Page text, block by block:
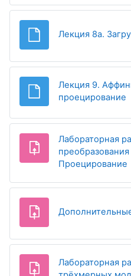
Лекция 8а.
Лекция 9.
проецирование
Лабораторная
Проецирование
Лабораторная